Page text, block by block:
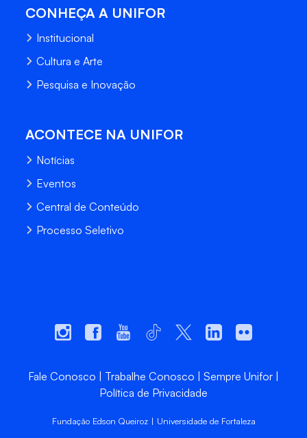
CONHEÇA A UNIFOR
Institucional
Cultura e Arte
Pesquisa e Inovação
ACONTECE NA UNIFOR
Notícias
Eventos
Central de Conteúdo
Processo Seletivo
Fale Conosco Trabalhe Conosco
Sempre Unifor
Política de Privacidade
Fundação Edson Queiroz | Universidade de Fortaleza